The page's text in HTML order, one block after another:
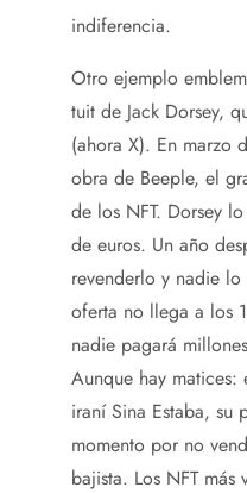
indiferencia.
Otro ejemplo
tuit de Jack Dorsey,
(ahora X). En marzo
obra de Beeple, el
de los NFT. Dorsey
de euros. Un año
revenderlo y nadie
oferta no llega a los
nadie pagará
Aunque hay
iraní Sina Estaba,
momento por no
bajista. Los NFT